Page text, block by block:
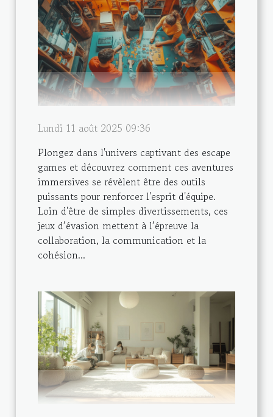
Lundi 11 août 2025 09:36
Plongez dans l'univers captivant des escape
games et découvrez comment ces aventures
immersives se révèlent être des outils
puissants pour renforcer l'esprit d'équipe.
Loin d'être de simples divertissements, ces
jeux d’évasion mettent à l’épreuve la
collaboration, la communication et la
cohésion...